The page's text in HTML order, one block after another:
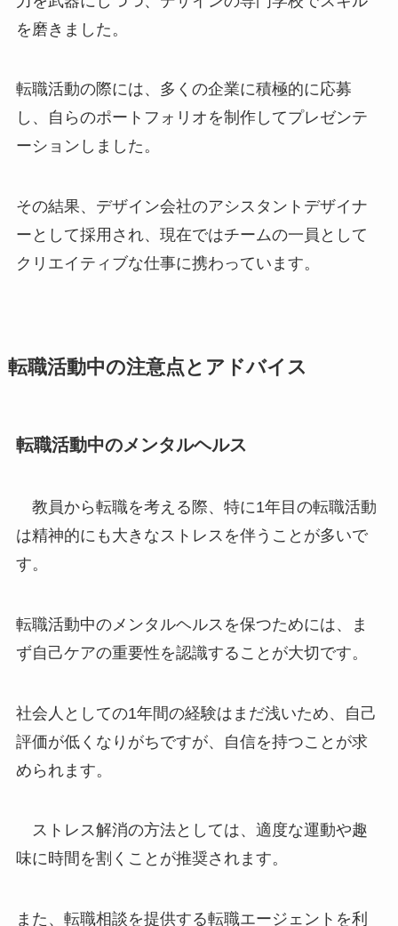
を磨きました。
転職活動の際には、多くの企業に積極的に応募
し、自らのポートフォリオを制作してプレゼンテ
ーションしました。
その結果、デザイン会社のアシスタントデザイナ
ーとして採用され、現在ではチームの一員として
クリエイティブな仕事に携わっています。
転職活動中の注意点とアドバイス
転職活動中のメンタルヘルス
教員から転職を考える際、特に1年目の転職活動
は精神的にも大きなストレスを伴うことが多いで
す。
転職活動中のメンタルヘルスを保つためには、ま
ず自己ケアの重要性を認識することが大切です。
社会人としての1年間の経験はまだ浅いため、自己
評価が低くなりがちですが、自信を持つことが求
められます。
ストレス解消の方法としては、適度な運動や趣
味に時間を割くことが推奨されます。
また、転職相談を提供する転職エージェントを利